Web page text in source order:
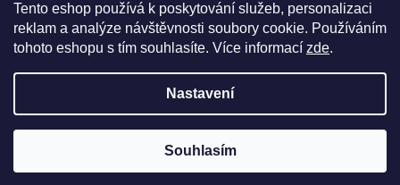
Tento eshop používá k poskytování služeb, personalizaci
reklam a analýze návštěvnosti soubory cookie. Používáním
tohoto eshopu s tím souhlasíte. Více informací zde.
Nastavení
Souhlasím
Pro návštěvu do prodejního centra je nutné se objednat. Tel.: 724
Přihlaste se k EPITA-DD a získávejte novinky jako první.